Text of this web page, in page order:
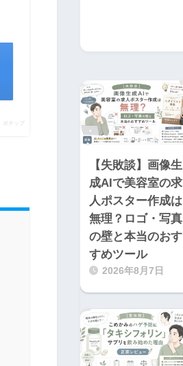
ポチップ
【失敗談】画像生
成AIで美容室の求
人ポスター作成は
無理？ロゴ・写真
の壁と本当のおす
すめツール
2026年8月7日